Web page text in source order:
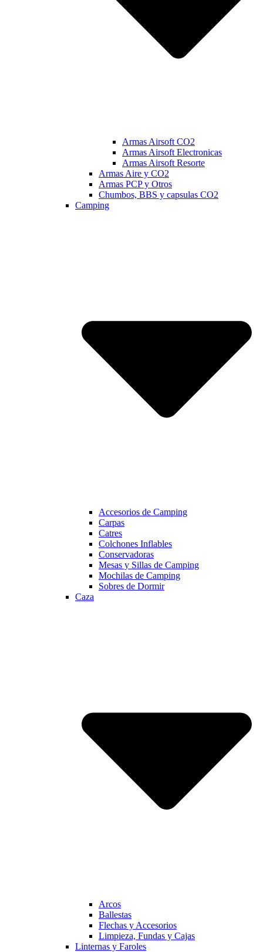
Armas Airsoft CO2
Armas Airsoft Electronicas
Armas Airsoft Resorte
Armas Aire y CO2
Armas PCP y Otros
Chumbos, BBS y capsulas CO2
Camping
Accesorios de Camping
Carpas
Catres
Colchones Inflables
Conservadoras
Mesas y Sillas de Camping
Mochilas de Camping
Sobres de Dormir
Caza
Arcos
Ballestas
Flechas y Accesorios
Limpieza, Fundas y Cajas
Linternas y Faroles